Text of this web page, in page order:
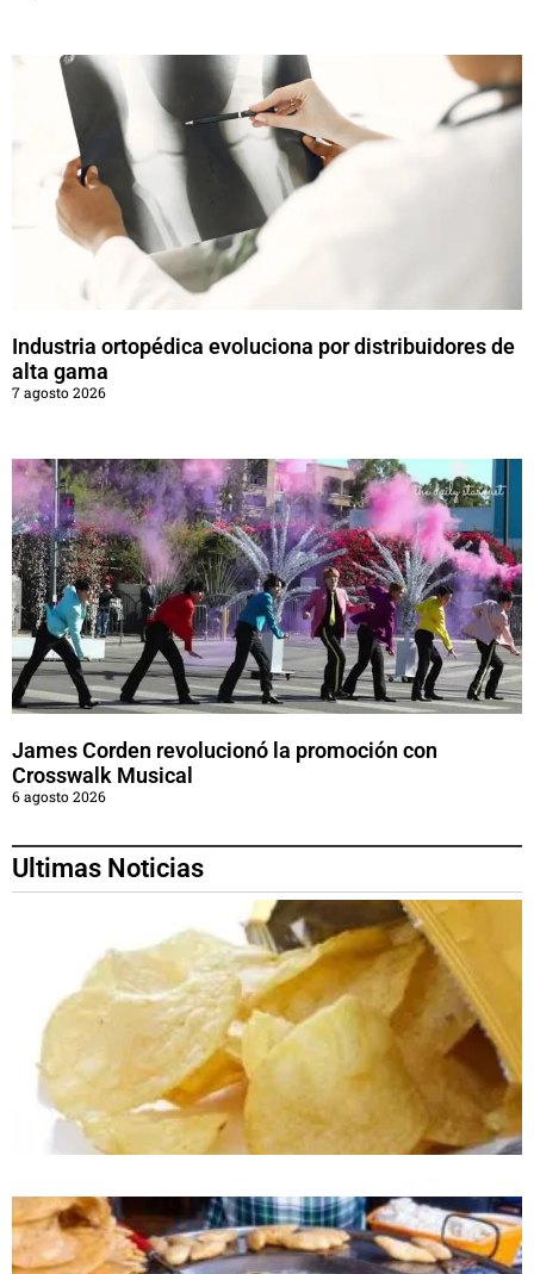
Industria ortopédica evoluciona por distribuidores de
alta gama
7 agosto 2026
James Corden revolucionó la promoción con
Crosswalk Musical
6 agosto 2026
Ultimas Noticias